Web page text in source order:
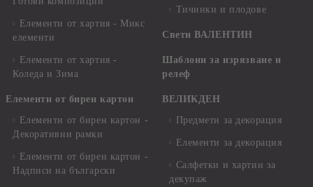
Елементи от хартия - Микс
елементи
Елементи от хартия -
Коледа и Зима
Елементи от бирен картон
Елементи от бирен картон -
Декоративни рамки
Елементи от бирен картон -
Надписи на български
Тичинки и плодове
Свети ВАЛЕНТИН
Шаблони за изрязване и
релеф
ВЕЛИКДЕН
Предмети за декорация
Елементи за декорация
Салфетки и хартии за
декупаж